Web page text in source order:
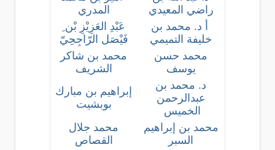
راضي المعيدي
المدري
أ د. محمد بن
خليفة التميمي
عَبْدِ العَزِيْزِ بْن ِ
فَيْصَل الرّاجِحِيّ
محمد حسن
يوسف
محمد بن شاكر
الشريف
د. محمد بن
عبدالرحمن
الخميس
إبراهيم بن مبارك
بوبشيت
محمد بن إبراهيم
السبر
محمد جلال
القصاص